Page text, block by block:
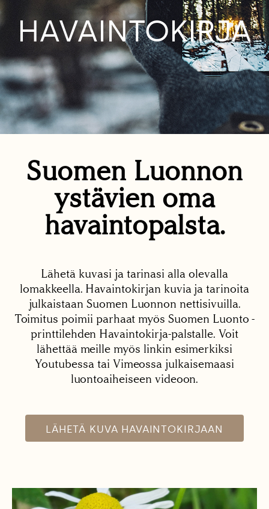
HAVAINTOKIRJA
Suomen Luonnon
ystävien oma
havaintopalsta.
Lähetä kuvasi ja tarinasi alla olevalla
lomakkeella. Havaintokirjan kuvia ja tarinoita
julkaistaan Suomen Luonnon nettisivuilla.
Toimitus poimii parhaat myös Suomen Luonto -
printtilehden Havaintokirja-palstalle. Voit
lähettää meille myös linkin esimerkiksi
Youtubessa tai Vimeossa julkaisemaasi
luontoaiheiseen videoon.
LÄHETÄ KUVA HAVAINTOKIRJAAN